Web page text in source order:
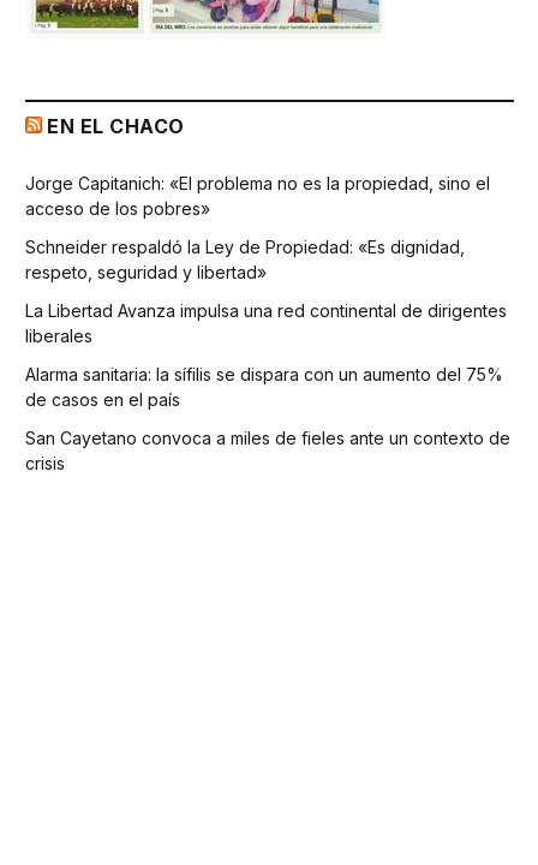
EN EL CHACO
Jorge Capitanich: «El problema no es la propiedad, sino el
acceso de los pobres»
Schneider respaldó la Ley de Propiedad: «Es dignidad,
respeto, seguridad y libertad»
La Libertad Avanza impulsa una red continental de dirigentes
liberales
Alarma sanitaria: la sífilis se dispara con un aumento del 75%
de casos en el país
San Cayetano convoca a miles de fieles ante un contexto de
crisis